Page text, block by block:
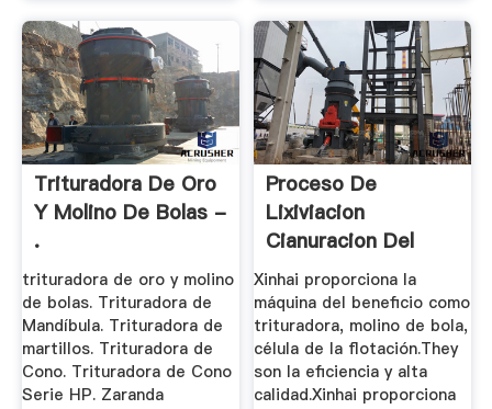
Trituradora De Oro
Y Molino De Bolas -
.
trituradora de oro y molino
de bolas. Trituradora de
Mandíbula. Trituradora de
martillos. Trituradora de
Cono. Trituradora de Cono
Serie HP. Zaranda
Proceso De
Lixiviacion
Cianuracion Del
Oro,molino .
Xinhai proporciona la
máquina del beneficio como
trituradora, molino de bola,
célula de la flotación.They
son la eficiencia y alta
calidad.Xinhai proporciona